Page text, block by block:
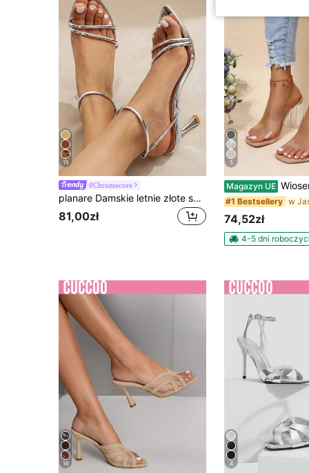
15
#Chromecore
planare Damskie letnie złote sandały na szpilce, z regulowanym paskiem wokół kostki i szpiczastym noskiem, eleganckie sandały w stylu boho na święta, imprezy, wesela i oficjalne okazje. Wygodna, stabilna, antypoślizgowa gumowa podeszwa, oddychająca podszewka, amortyzowana wkładka, pasujące do spodni i sukienek.
81,00zł
5
Magazyn UE Wiosenne/letnie modne eleganckie luksusowe seksowne
#1 Bestsellery
74,52zł
4-5 dni
16 4